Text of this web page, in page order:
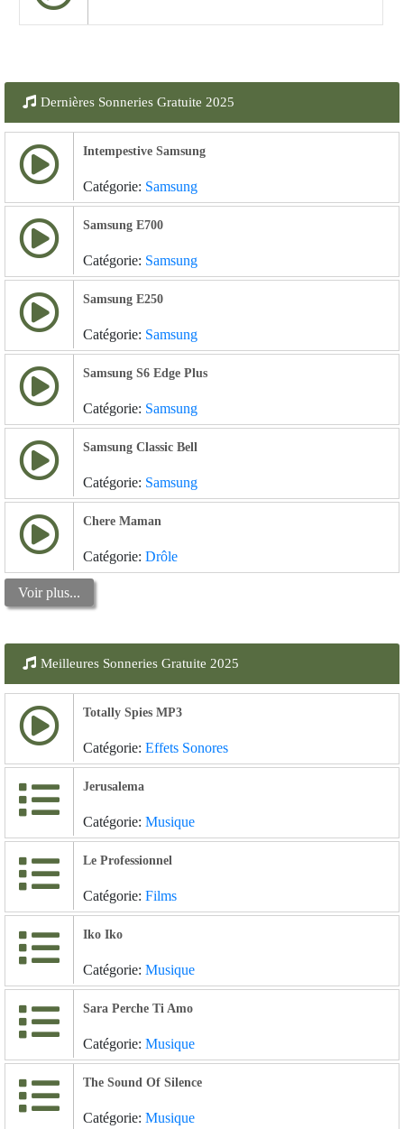
Dernières Sonneries Gratuite 2025
Intempestive Samsung
Catégorie: Samsung
Samsung E700
Catégorie: Samsung
Samsung E250
Catégorie: Samsung
Samsung S6 Edge Plus
Catégorie: Samsung
Samsung Classic Bell
Catégorie: Samsung
Chere Maman
Catégorie: Drôle
Voir plus...
Meilleures Sonneries Gratuite 2025
Totally Spies MP3
Catégorie: Effets Sonores
Jerusalema
Catégorie: Musique
Le Professionnel
Catégorie: Films
Iko Iko
Catégorie: Musique
Sara Perche Ti Amo
Catégorie: Musique
The Sound Of Silence
Catégorie: Musique